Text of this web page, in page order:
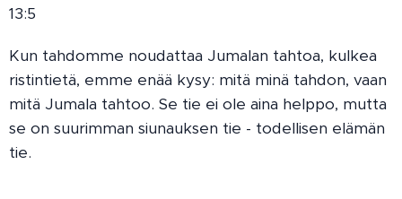
13:5
Kun tahdomme noudattaa Jumalan tahtoa, kulkea
ristintietä, emme enää kysy: mitä minä tahdon, vaan
mitä Jumala tahtoo. Se tie ei ole aina helppo, mutta
se on suurimman siunauksen tie - todellisen elämän
tie.